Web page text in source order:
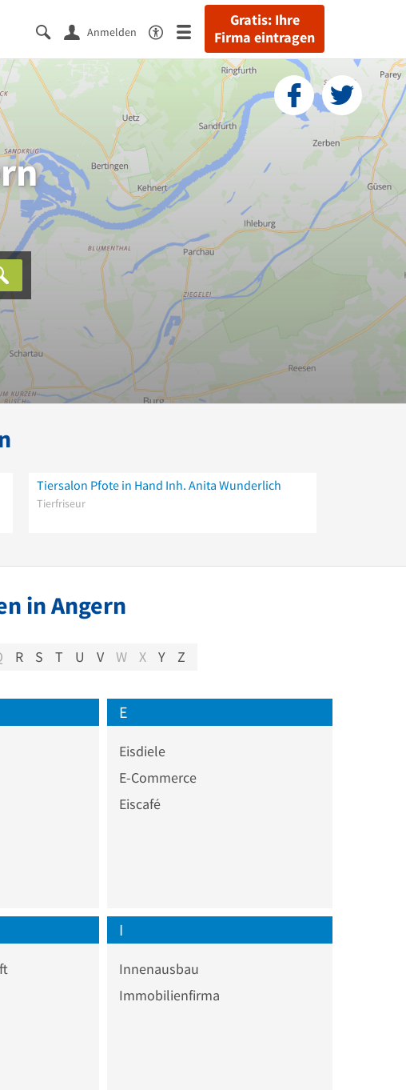
Gratis: Ihre
Firma eintragen
Anmelden
Tiersalon Pfote in Hand Inh. Anita Wunderlich
Tierfriseur
in Angern
R S T U V W X Y Z
E
Eisdiele
E-Commerce
Eiscafé
I
Innenausbau
Immobilienfirma